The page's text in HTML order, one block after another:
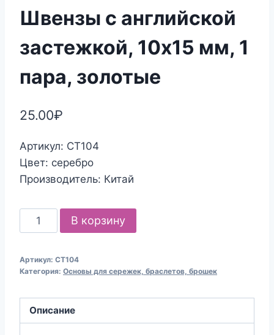
Швензы с английской
застежкой, 10х15 мм, 1
пара, золотые
25.00₽
Артикул: СТ104
Цвет: серебро
Производитель: Китай
Количество
товара
с
застежкой,
10х15
В корзину
Артикул: СТ104
Категория: Основы для сережек, браслетов, брошек
Описание